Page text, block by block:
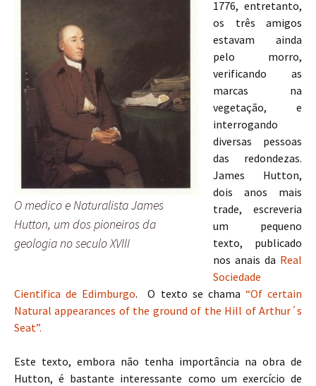
O medico e Naturalista James
Hutton, um dos pioneiros da
geologia no seculo XVIII
1776, entretanto,
os três amigos
estavam ainda
pelo morro,
verificando as
marcas na
vegetação, e
interrogando
diversas pessoas
das redondezas.
James Hutton,
dois anos mais
trade, escreveria
um pequeno
texto, publicado
nos anais da Real
Sociedade
Cientifica de Edimburgo. O texto se chama “Of certain
Natural appearances of the ground of the Hill of Arthur´s
Seat”.
Este texto, embora não tenha importância na obra de
Hutton, é bastante interessante como um exercício de